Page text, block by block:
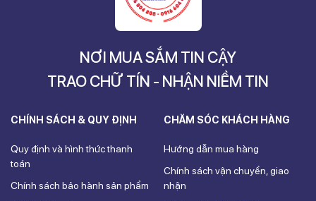
NƠI MUA SẮM TIN CẬY
TRAO CHỮ TÍN - NHẬN NIỀM TIN
CHÍNH SÁCH & QUY ĐỊNH
Quy định và hình thức thanh
toán
Chính sách bảo hành sản phẩm
CHĂM SÓC KHÁCH HÀNG
Hướng dẫn mua hàng
Chính sách vận chuyển, giao
nhận